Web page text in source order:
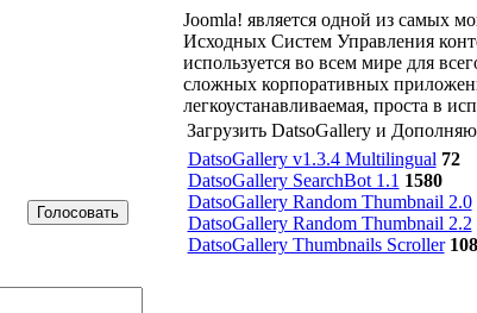
Joomla! является одной из самых
Исходных Систем Управления
используется во всем мире для
сложных корпоративных
легкоустанавливаемая, проста в
Загрузить DatsoGallery и
DatsoGallery v1.3.4 Multilingual 72
DatsoGallery SearchBot 1.1 1580
DatsoGallery Random Thumbnail 2.0
DatsoGallery Random Thumbnail 2.2
DatsoGallery Thumbnails Scroller